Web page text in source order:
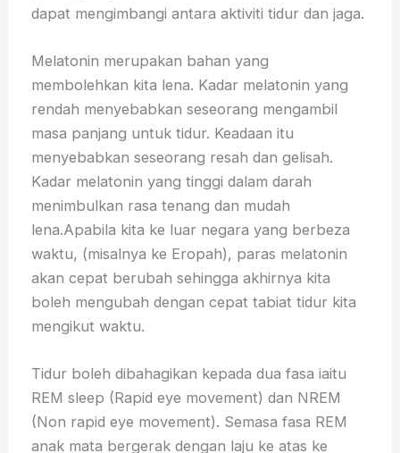
dapat mengimbangi antara aktiviti tidur dan jaga.
Melatonin merupakan bahan yang
membolehkan kita lena. Kadar melatonin yang
rendah menyebabkan seseorang mengambil
masa panjang untuk tidur. Keadaan itu
menyebabkan seseorang resah dan gelisah.
Kadar melatonin yang tinggi dalam darah
menimbulkan rasa tenang dan mudah
lena.Apabila kita ke luar negara yang berbeza
waktu, (misalnya ke Eropah), paras melatonin
akan cepat berubah sehingga akhirnya kita
boleh mengubah dengan cepat tabiat tidur kita
mengikut waktu.
Tidur boleh dibahagikan kepada dua fasa iaitu
REM sleep (Rapid eye movement) dan NREM
(Non rapid eye movement). Semasa fasa REM
anak mata bergerak dengan laju ke atas ke